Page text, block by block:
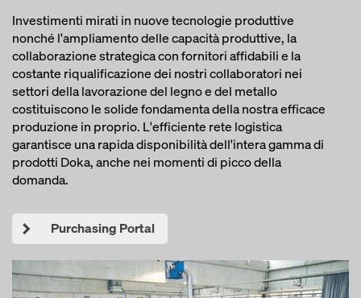
Investimenti mirati in nuove tecnologie produttive
nonché l'ampliamento delle capacità produttive, la
collaborazione strategica con fornitori affidabili e la
costante riqualificazione dei nostri collaboratori nei
settori della lavorazione del legno e del metallo
costituiscono le solide fondamenta della nostra efficace
produzione in proprio. L'efficiente rete logistica
garantisce una rapida disponibilità dell'intera gamma di
prodotti Doka, anche nei momenti di picco della
domanda.
Purchasing Portal